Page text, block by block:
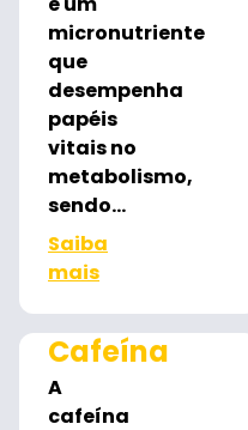
micronutriente
que
desempenha
papéis
vitais no
metabolismo,
sendo...
Saiba
mais
Cafeína
A
cafeína